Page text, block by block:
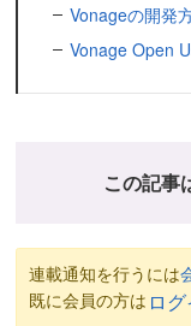
Vonageの開発
Vonage Open
この記事
連載通知を行うには
既に会員の方は ロ